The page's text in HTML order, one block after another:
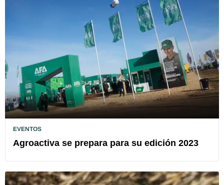
EVENTOS
Agroactiva se prepara para su edición 2023